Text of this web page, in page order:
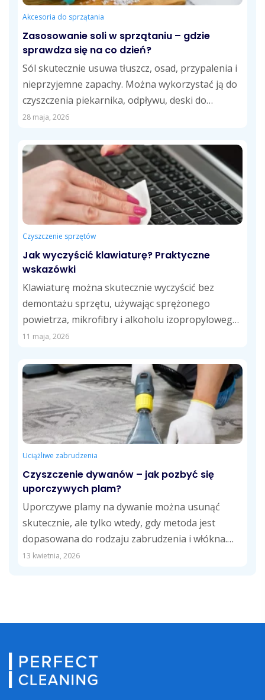
Akcesoria do sprzątania
Zasosowanie soli w sprzątaniu – gdzie
sprawdza się na co dzień?
Sól skutecznie usuwa tłuszcz, osad, przypalenia i
nieprzyjemne zapachy. Można wykorzystać ją do
czyszczenia piekarnika, odpływu, deski do
krojenia, fug,...
28 maja, 2026
Czyszczenie sprzętów
Jak wyczyścić klawiaturę? Praktyczne
wskazówki
Klawiaturę można skutecznie wyczyścić bez
demontażu sprzętu, używając sprężonego
powietrza, mikrofibry i alkoholu izopropylowego.
Regularne usuwanie kurzu, tłustych śladów i...
11 maja, 2026
Uciążliwe zabrudzenia
Czyszczenie dywanów – jak pozbyć się
uporczywych plam?
Uporczywe plamy na dywanie można usunąć
skutecznie, ale tylko wtedy, gdy metoda jest
dopasowana do rodzaju zabrudzenia i włókna.
Wyjaśniamy,...
13 kwietnia, 2026